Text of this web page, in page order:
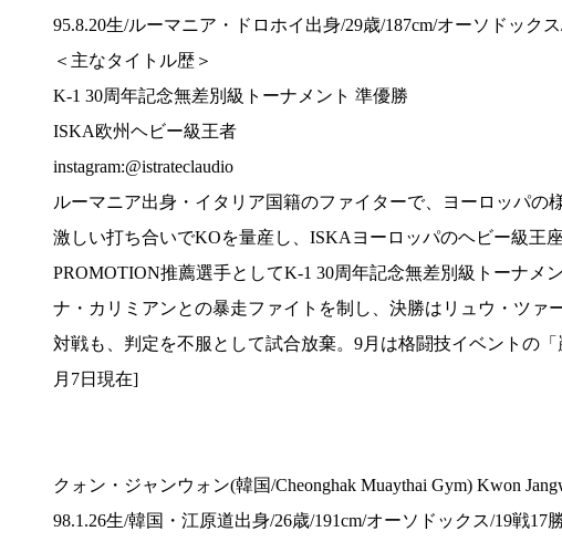
全
イ
95.8.20生/ルーマニア・ドロホイ出身/29歳/187cm/オーソドック
＜主なタイトル歴＞
K-1 30周年記念無差別級トーナメント 準優勝
ISKA欧州ヘビー級王者
instagram:@istrateclaudio
ルーマニア出身・イタリア国籍のファイターで、ヨーロッパ
激しい打ち合いでKOを量産し、ISKAヨーロッパのヘビー級王
PROMOTION推薦選手としてK-1 30周年記念無差別級トーナ
ナ・カリミアンとの暴走ファイトを制し、決勝はリュウ・ツァ
対戦も、判定を不服として試合放棄。9月は格闘技イベントの
月7日現在]
クォン・ジャンウォン(韓国/Cheonghak Muaythai Gym) Kwon
98.1.26生/韓国・江原道出身/26歳/191cm/オーソドックス/19戦17